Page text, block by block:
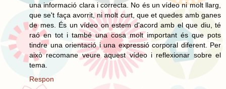
una informació clara i correcta. No és un vídeo ni molt llarg,
que se't faça avorrit, ni molt curt, que et quedes amb ganes
de mes. És un vídeo on estem d'acord amb el que diu, té
raó en tot i també una cosa molt important és que pots
tindre una orientació i una expressió corporal diferent. Per
això recomane veure aquest vídeo i reflexionar sobre el
tema.
Respon